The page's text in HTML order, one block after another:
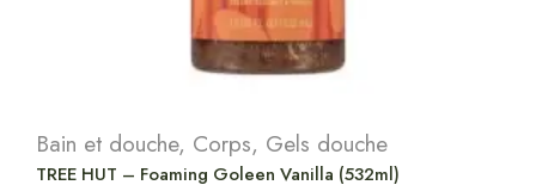
Bain et douche, Corps, Gels douche
TREE HUT – Foaming Goleen Vanilla (532ml)